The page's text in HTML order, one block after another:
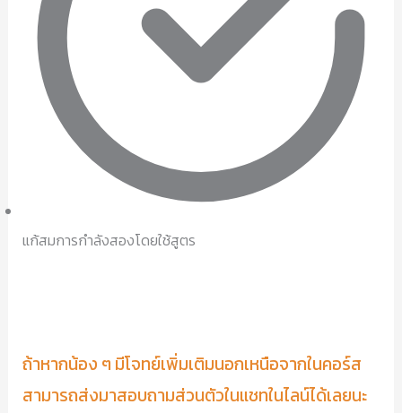
แก้สมการกำลังสองโดยใช้สูตร
ถ้าหากน้อง ๆ มีโจทย์เพิ่มเติมนอกเหนือจากในคอร์ส
สามารถส่งมาสอบถามส่วนตัวในแชทในไลน์ได้เลยนะ